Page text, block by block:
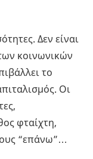
Δεν είναι
κοινωνικών
το
Οι
φταίχτη,
“επάνω”…